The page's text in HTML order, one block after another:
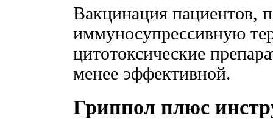
Вакцинация пациентов,
иммуносупрессивную
цитотоксические
менее эффективной.
Гриппол плюс